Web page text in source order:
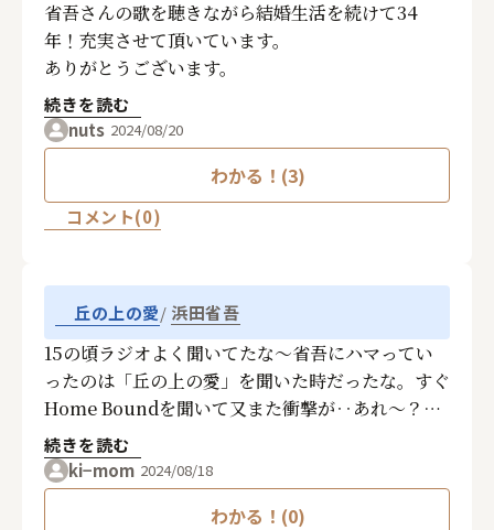
省吾さんの歌を聴きながら結婚生活を続けて34
年！充実させて頂いています。
ありがとうございます。
続きを読む
nuts 2024/08/20
わかる！(3)
コメント(0)
丘の上の愛 浜田省吾
15の頃ラジオよく聞いてたな〜省吾にハマってい
ったのは「丘の上の愛」を聞いた時だったな。すぐ
Home Boundを聞いて又また衝撃が‥あれ〜？こ
れも省吾の歌コレも聞いた事あるじゃん！勿論それ
から全アルバム聞きあさり購入からのカセットin
毎晩ひとアルバムを選び眠りに着く日々だったー
続きを読む
ki−mom 2024/08/18
わかる！(0)